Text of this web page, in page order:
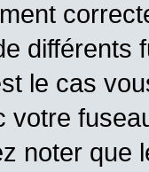
différents
le cas
votre
noter que